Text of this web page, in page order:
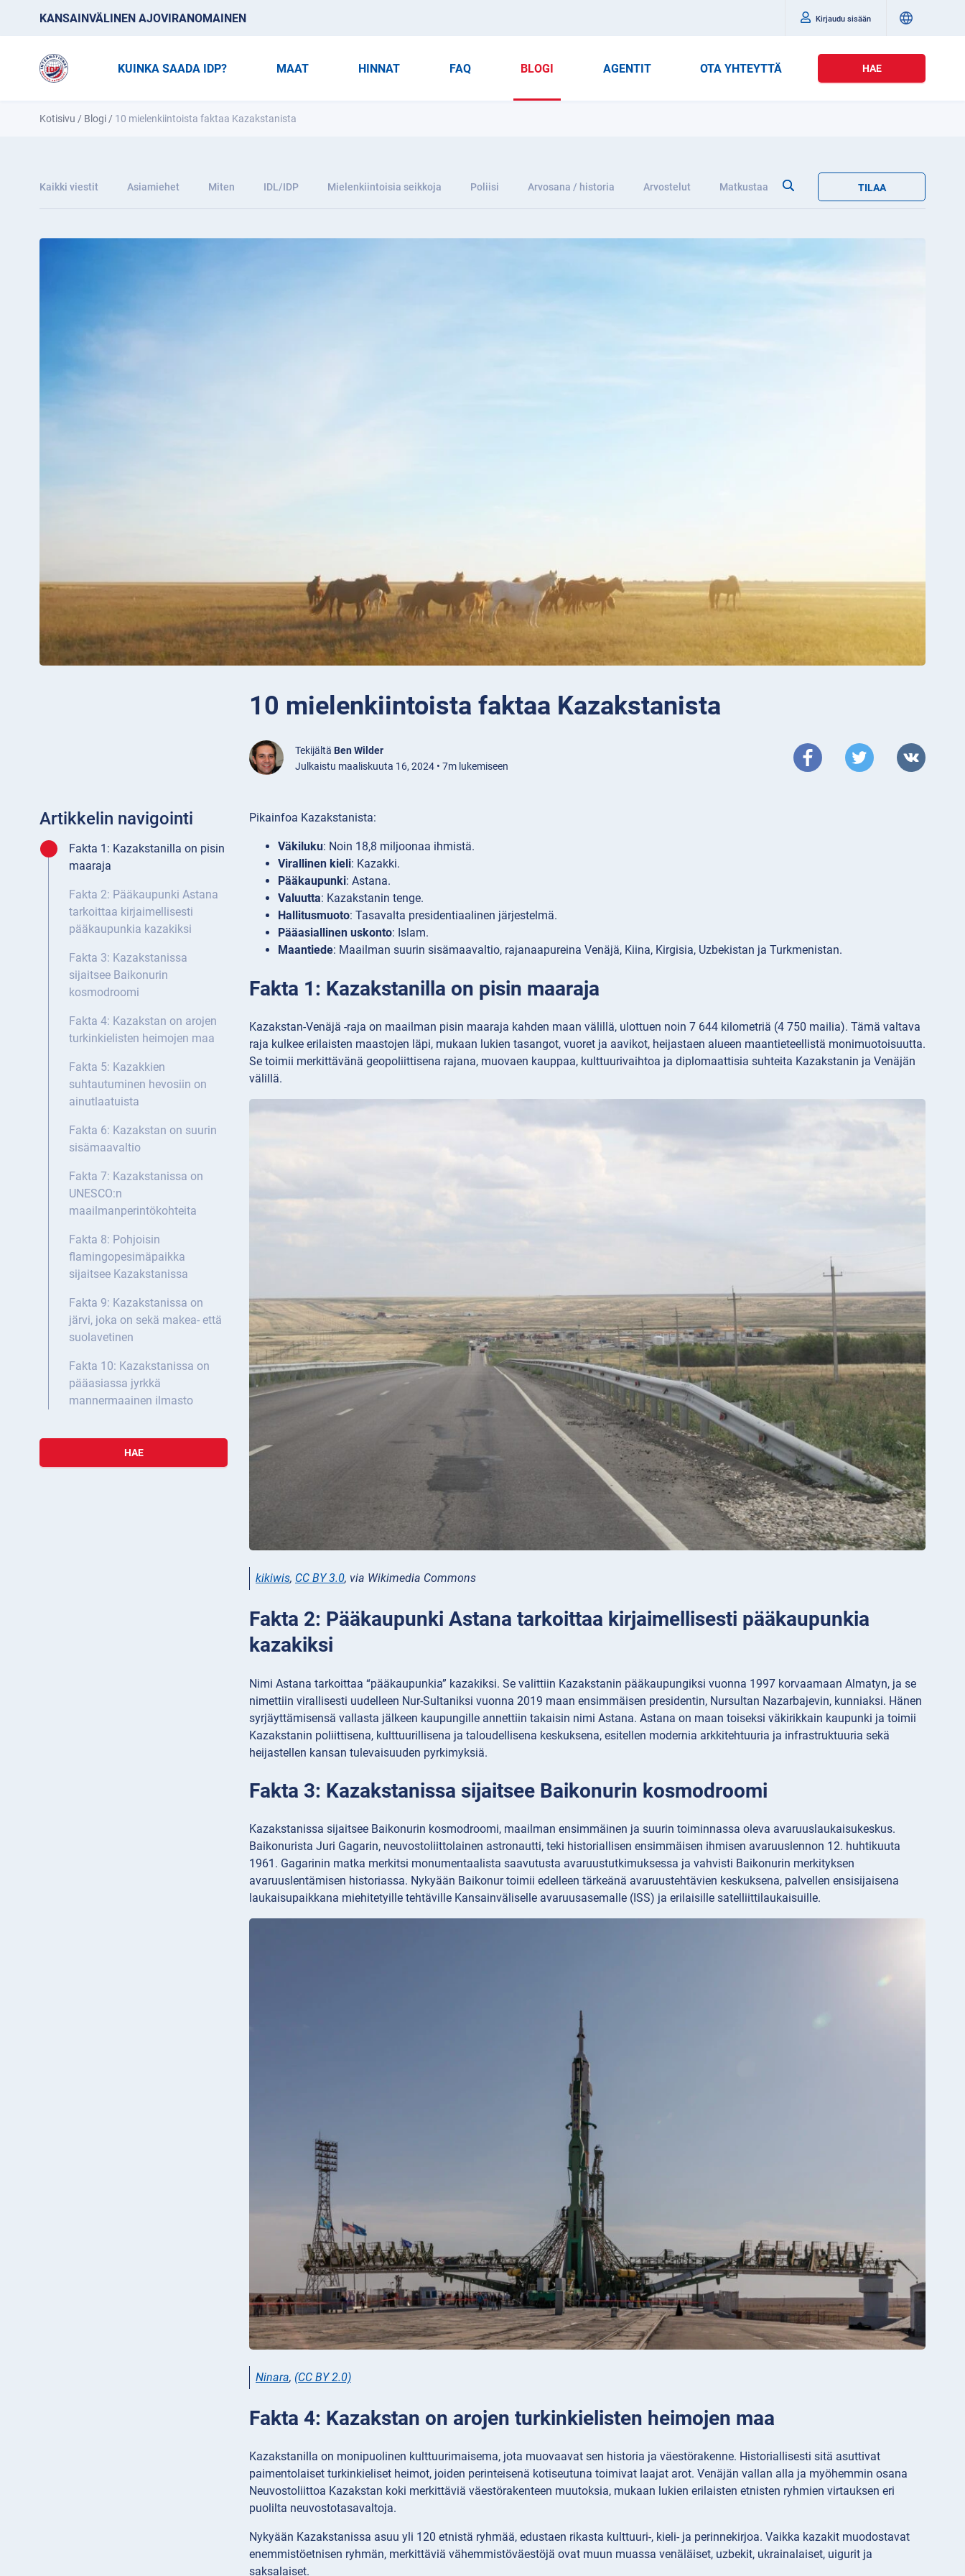
KANSAINVÄLINEN AJOVIRANOMAINEN Kirjaudu sisään
KUINKA SAADA IDP? MAAT HINNAT FAQ BLOGI AGENTIT OTA YHTEYTTÄ HAE
Kotisivu / Blogi / 10 mielenkiintoista faktaa Kazakstanista
Kaikki viestit Asiamiehet Miten IDL/IDP Mielenkiintoisia seikkoja Poliisi Arvosana / historia Arvostelut Matkustaa TILAA
10 mielenkiintoista faktaa Kazakstanista
Tekijältä Ben Wilder
Julkaistu maaliskuuta 16, 2024 • 7m lukemiseen
Artikkelin navigointi
Fakta 1: Kazakstanilla on pisin
maaraja
Fakta 2: Pääkaupunki Astana
tarkoittaa kirjaimellisesti
pääkaupunkia kazakiksi
Fakta 3: Kazakstanissa
sijaitsee Baikonurin
kosmodroomi
Fakta 4: Kazakstan on arojen
turkinkielisten heimojen maa
Fakta 5: Kazakkien
suhtautuminen hevosiin on
ainutlaatuista
Fakta 6: Kazakstan on suurin
sisämaavaltio
Fakta 7: Kazakstanissa on
UNESCO:n
maailmanperintökohteita
Fakta 8: Pohjoisin
flamingopesimäpaikka
sijaitsee Kazakstanissa
Fakta 9: Kazakstanissa on
järvi, joka on sekä makea- että
suolavetinen
Fakta 10: Kazakstanissa on
pääasiassa jyrkkä
mannermaainen ilmasto
HAE
Pikainfoa Kazakstanista:
Väkiluku: Noin 18,8 miljoonaa ihmistä.
Virallinen kieli: Kazakki.
Pääkaupunki: Astana.
Valuutta: Kazakstanin tenge.
Hallitusmuoto: Tasavalta presidentiaalinen järjestelmä.
Pääasiallinen uskonto: Islam.
Maantiede: Maailman suurin sisämaavaltio, rajanaapureina Venäjä, Kiina, Kirgisia, Uzbekistan ja Turkmenistan.
Fakta 1: Kazakstanilla on pisin maaraja
Kazakstan-Venäjä -raja on maailman pisin maaraja kahden maan välillä, ulottuen noin 7 644 kilometriä (4 750 mailia). Tämä valtava
raja kulkee erilaisten maastojen läpi, mukaan lukien tasangot, vuoret ja aavikot, heijastaen alueen maantieteellistä monimuotoisuutta.
Se toimii merkittävänä geopoliittisena rajana, muovaen kauppaa, kulttuurivaihtoa ja diplomaattisia suhteita Kazakstanin ja Venäjän
välillä.
kikiwis, CC BY 3.0, via Wikimedia Commons
Fakta 2: Pääkaupunki Astana tarkoittaa kirjaimellisesti pääkaupunkia
kazakiksi
Nimi Astana tarkoittaa “pääkaupunkia” kazakiksi. Se valittiin Kazakstanin pääkaupungiksi vuonna 1997 korvaamaan Almatyn, ja se
nimettiin virallisesti uudelleen Nur-Sultaniksi vuonna 2019 maan ensimmäisen presidentin, Nursultan Nazarbajevin, kunniaksi. Hänen
syrjäyttämisensä vallasta jälkeen kaupungille annettiin takaisin nimi Astana. Astana on maan toiseksi väkirikkain kaupunki ja toimii
Kazakstanin poliittisena, kulttuurillisena ja taloudellisena keskuksena, esitellen modernia arkkitehtuuria ja infrastruktuuria sekä
heijastellen kansan tulevaisuuden pyrkimyksiä.
Fakta 3: Kazakstanissa sijaitsee Baikonurin kosmodroomi
Kazakstanissa sijaitsee Baikonurin kosmodroomi, maailman ensimmäinen ja suurin toiminnassa oleva avaruuslaukaisukeskus.
Baikonurista Juri Gagarin, neuvostoliittolainen astronautti, teki historiallisen ensimmäisen ihmisen avaruuslennon 12. huhtikuuta
1961. Gagarinin matka merkitsi monumentaalista saavutusta avaruustutkimuksessa ja vahvisti Baikonurin merkityksen
avaruuslentämisen historiassa. Nykyään Baikonur toimii edelleen tärkeänä avaruustehtävien keskuksena, palvellen ensisijaisena
laukaisupaikkana miehitetyille tehtäville Kansainväliselle avaruusasemalle (ISS) ja erilaisille satelliittilaukaisuille.
Ninara, (CC BY 2.0)
Fakta 4: Kazakstan on arojen turkinkielisten heimojen maa
Kazakstanilla on monipuolinen kulttuurimaisema, jota muovaavat sen historia ja väestörakenne. Historiallisesti sitä asuttivat
paimentolaiset turkinkieliset heimot, joiden perinteisenä kotiseutuna toimivat laajat arot. Venäjän vallan alla ja myöhemmin osana
Neuvostoliittoa Kazakstan koki merkittäviä väestörakenteen muutoksia, mukaan lukien erilaisten etnisten ryhmien virtauksen eri
puolilta neuvostotasavaltoja.
Nykyään Kazakstanissa asuu yli 120 etnistä ryhmää, edustaen rikasta kulttuuri-, kieli- ja perinnekirjoa. Vaikka kazakit muodostavat
enemmistöetnisen ryhmän, merkittäviä vähemmistöväestöjä ovat muun muassa venäläiset, uzbekit, ukrainalaiset, uigurit ja
saksalaiset.